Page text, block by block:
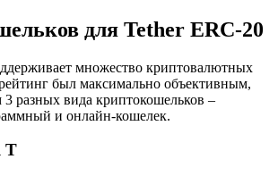
для Tether ERC-20
множество криптовалютных
был максимально объективным,
разных вида криптокошельков –
и онлайн-кошелек.
T